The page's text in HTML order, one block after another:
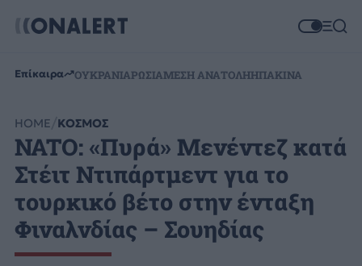
Επίκαιρα ΟΥΚΡΑΝΙΑΡΩΣΙΑΜΕΣΗ ΑΝΑΤΟΛΗΗΠΑΚΙΝΑ
HOME ΚΟΣΜΟΣ
NATO: «Πυρά» Μενέντεζ κατά
Στέιτ Ντιπάρτμεντ για το
τουρκικό βέτο στην ένταξη
Φιναλνδίας – Σουηδίας